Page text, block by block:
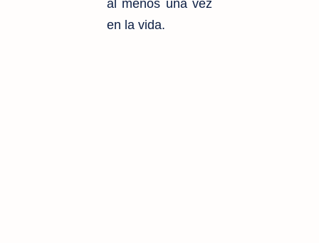
al menos una vez
en la vida.